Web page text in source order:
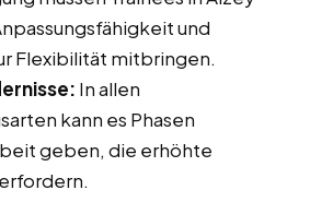
und
Flexibilität mitbringen.
In allen
kann es Phasen
geben, die erhöhte